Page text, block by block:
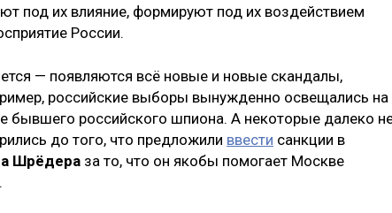
под их влияние, формируют под их воздействием
России.
— появляются всё новые и новые скандалы,
российские выборы вынужденно освещались на
бывшего российского шпиона. А некоторые далеко
до того, что предложили ввести санкции в
Шрёдера за то, что он якобы помогает Москве